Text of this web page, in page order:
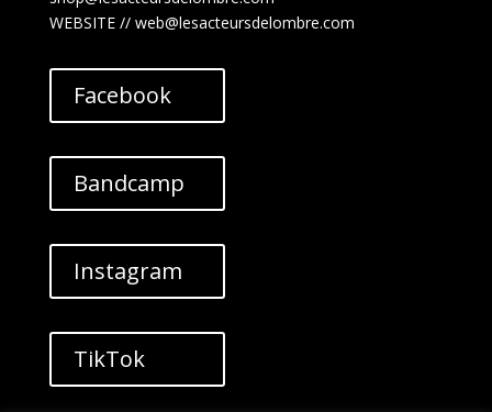
WEBSITE // web@lesacteursdelombre.com
Facebook
Bandcamp
Instagram
TikTok